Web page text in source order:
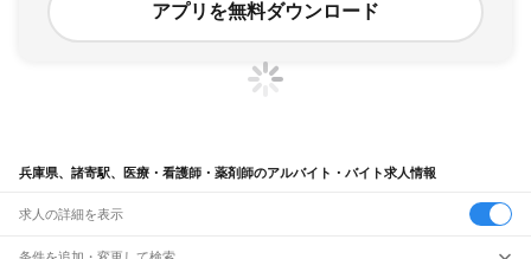
アプリを無料ダウンロード
兵庫県、諸寄駅、医療・看護師・薬剤師のアルバイト・バイト求人情報
求人の詳細を表示